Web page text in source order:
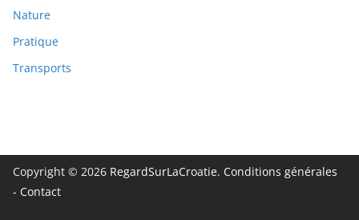
Nature
Pratique
Transports
Copyright © 2026 RegardSurLaCroatie. Conditions générales
- Contact